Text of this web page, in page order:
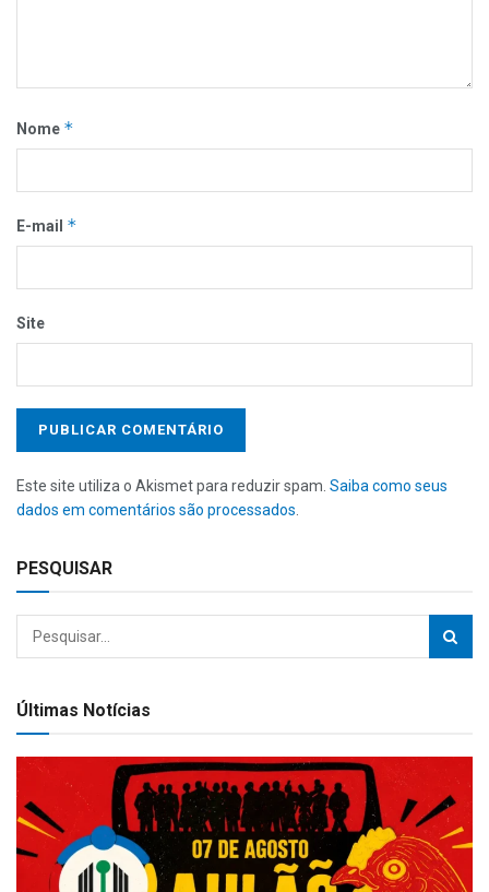
Nome *
E-mail *
Site
Este site utiliza o Akismet para reduzir spam. Saiba como seus
dados em comentários são processados.
PESQUISAR
Últimas Notícias